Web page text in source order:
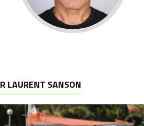
LAURENT SANSON